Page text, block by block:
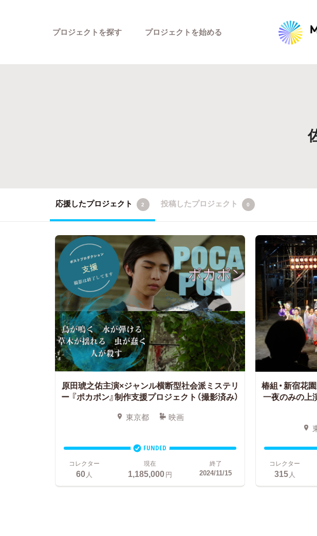
プロジェクトを探す プロジェクトを始める
応援したプロジェクト 2 投稿したプロジェクト 0
原田琥之佑主演×ジャンル横断型社会派ミステリ
ー 『ポカポン』制作支援プロジェクト（撮影済み）
東京都 映画
FUNDED
コレクター
60人
現在
1,185,000円
終了
2024/11/15
椿組・新宿花
一夜のみの上
コレクター
315人